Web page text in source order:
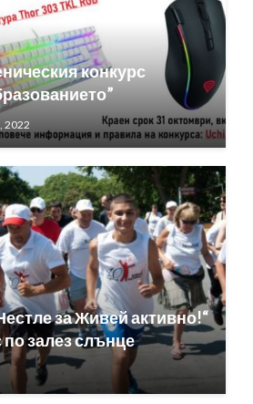
конкурс
2022
за Живей активно!“
по залез слънце